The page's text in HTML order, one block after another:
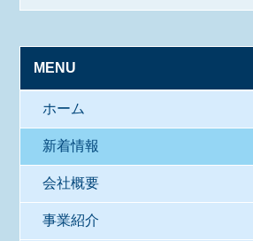
MENU
ホーム
新着情報
会社概要
事業紹介